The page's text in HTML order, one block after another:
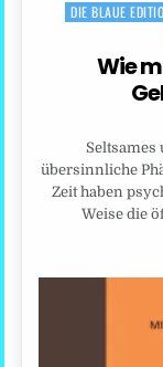
Posted
DIE BLAUE
Wie
Seltsames
übersinnliche
Zeit haben
Weise die